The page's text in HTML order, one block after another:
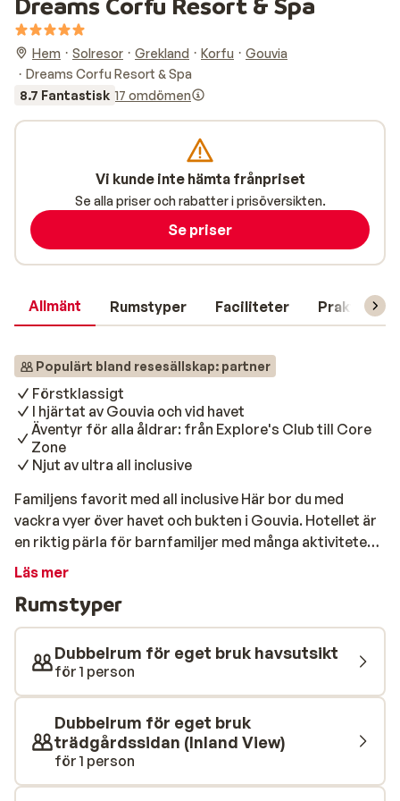
Hem Solresor Grekland Korfu
Gouvia
Dreams Corfu Resort & Spa
8.7 Fantastisk 17 omdömen
Allmänt Rumstyper Faciliteter Praktisk
Populärt bland resesällskap: partner
Förstklassigt
I hjärtat av Gouvia och vid havet
Äventyr för alla åldrar: från Explore's Club till Core
Zone
Njut av ultra all inclusive
Familjens favorit med all inclusive Här bor du med
vackra vyer över havet och bukten i Gouvia. Hotellet är
en riktig pärla för barnfamiljer med många aktiviteter
och stora ytor. Det inbjudande poolområdet som ligger
både vuxna och barn. Bo i en charmig bungalow i
hotellets sköna trädgård, väljer du till havsutsikt får du
det lite extra bra. Strand & pool Direkt ovanför
stranden ligger hotellets huvudpool där du kan vara
med på olika aktiviteter eller bara slappna av på en
solstol med en bra bok. För de små barnen finns en
separat barnpool där de kan plaska och busa.
Poolrestaurangen serverar lunch och snacks under
dagen så du slipper vara hungrig. Högre upp på
Läs mer
Rumstyper
Dubbelrum för eget bruk havsutsikt
för 1 person
Dubbelrum för eget bruk
trädgårdssidan (Inland View)
för 1 person
Vi kunde inte hämta frånpriset
Se alla priser och rabatter i prisöversikten.
Se priser